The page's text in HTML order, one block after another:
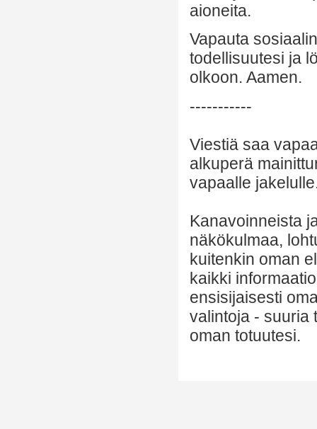
aioneita.
Vapauta
todellisuutesi ja
olkoon. Aamen.
-----------
Viestiä saa
alkuperä
vapaalle
Kanavoinneista
näkökulmaa,
kuitenkin oman
kaikki
ensisijaisesti
valintoja - suuria
oman totuutesi.